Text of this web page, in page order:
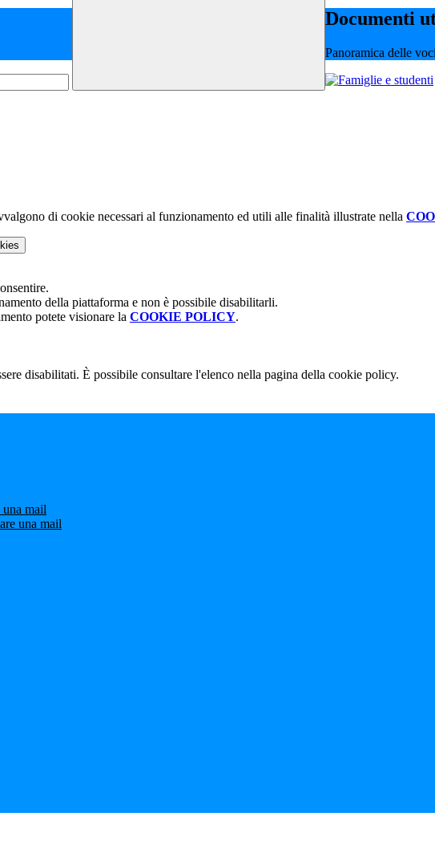
Documenti
Panoramica delle
di cookie necessari al funzionamento ed utili alle finalità illustrate nella
della piattaforma e non è possibile disabilitarli.
potete visionare la COOKIE POLICY.
disabilitati. È possibile consultare l'elenco nella pagina della cookie policy.
mail
una mail